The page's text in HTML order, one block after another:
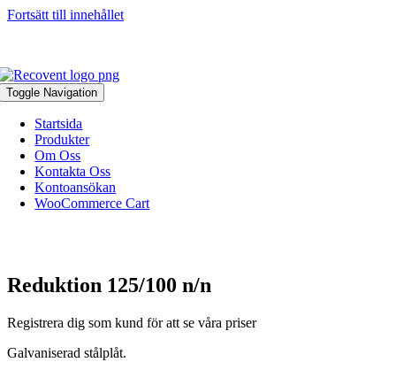
Fortsätt till innehållet
Toggle Navigation
Startsida
Produkter
Om Oss
Kontakta Oss
Kontoansökan
WooCommerce Cart
Reduktion 125/100 n/n
Registrera dig som kund för att se våra priser
Galvaniserad stålplåt.